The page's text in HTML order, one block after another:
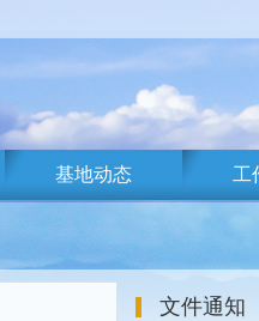
基地动态 工
文件通知